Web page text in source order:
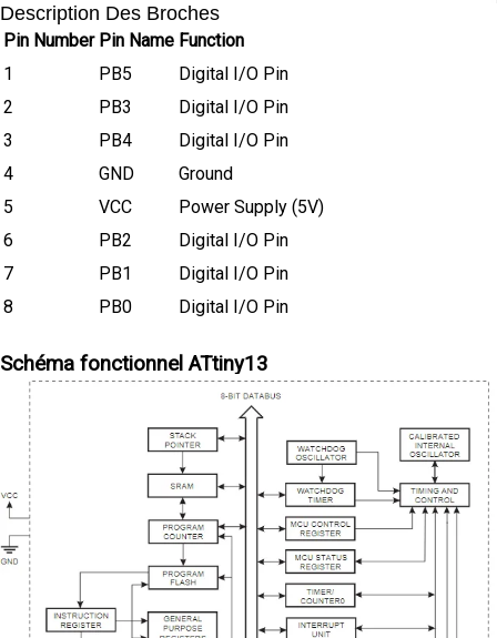
Description Des Broches
Pin Number Pin Name Function
1
PB5
Digital I/O Pin
2
PB3
Digital I/O Pin
3
PB4
Digital I/O Pin
4
GND
Ground
5
VCC
Power Supply (5V)
6
PB2
Digital I/O Pin
7
PB1
Digital I/O Pin
8
PB0 Digital I/O Pin
Schéma fonctionnel ATtiny13